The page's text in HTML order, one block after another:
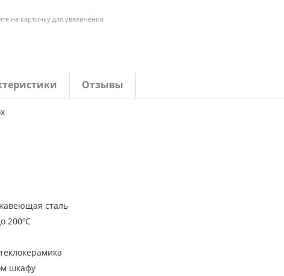
на картинку для увеличения
Отзывы
сталь
200ºС
шкафу